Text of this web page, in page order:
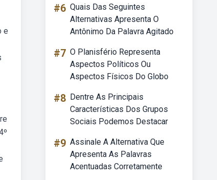
e
#6 Quais Das Seguintes
Alternativas Apresenta O
Antônimo Da Palavra Agitado
#7 O Planisfério Representa
Aspectos Políticos Ou
Aspectos Físicos Do Globo
#8 Dentre As Principais
Características Dos Grupos
Sociais Podemos Destacar
#9 Assinale A Alternativa Que
Apresenta As Palavras
Acentuadas Corretamente